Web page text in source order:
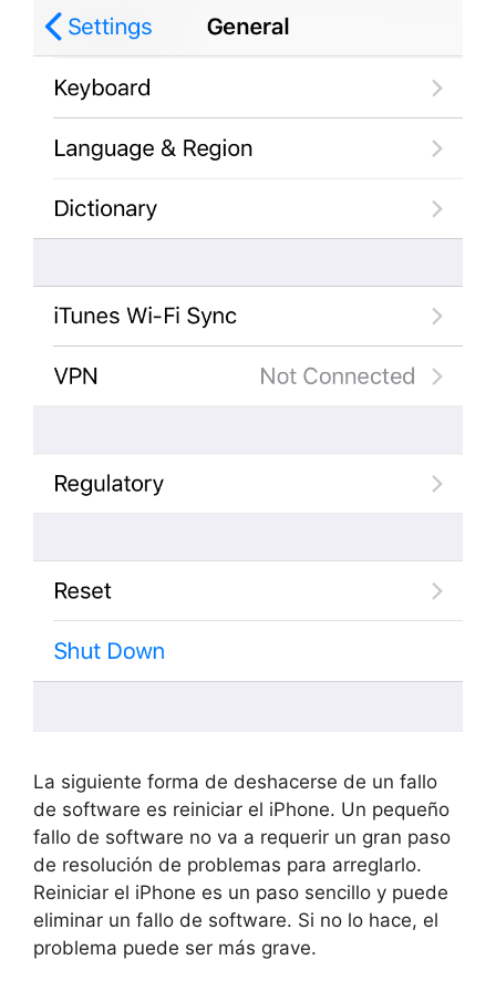
La siguiente forma de deshacerse de un fallo
de software es reiniciar el iPhone. Un pequeño
fallo de software no va a requerir un gran paso
de resolución de problemas para arreglarlo.
Reiniciar el iPhone es un paso sencillo y puede
eliminar un fallo de software. Si no lo hace, el
problema puede ser más grave.